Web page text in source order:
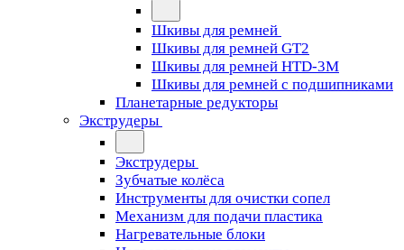
Шкивы для ремней
Шкивы для ремней GT2
Шкивы для ремней HTD-3M
Шкивы для ремней с подшипниками
Планетарные редукторы
Экструдеры
Экструдеры
Зубчатые колёса
Инструменты для очистки сопел
Механизм для подачи пластика
Нагревательные блоки